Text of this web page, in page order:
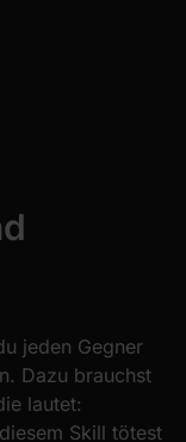
jeden Gegner
Dazu brauchst
lautet:
Skill tötest